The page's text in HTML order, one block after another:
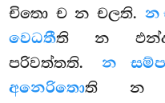
චිතො ච න චලති. න
වෙධතීති න
පරිවත්තති. න
අනෙරිතොති න